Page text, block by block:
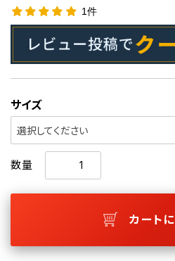
1件
サイズ
選択してください
数量
カート